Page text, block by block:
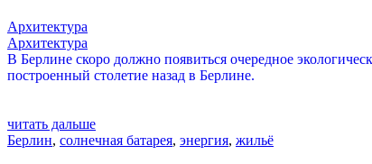
Архитектура
Архитектура
В Берлине скоро должно появиться очередное
построенный столетие назад в Берлине.
читать дальше
Берлин, солнечная батарея, энергия, жильё